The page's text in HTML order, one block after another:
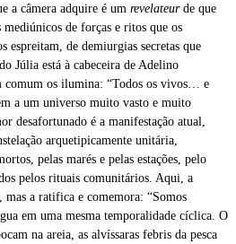
a câmera adquire é um revelateurde que
de forças e ritos que os
espreitam, de demiurgias secretas que
Júlia está à cabeceira de Adelino
comum os ilumina: “Todos os vivos… e
a um universo muito vasto e muito
desafortunado é a manifestação atual,
arquetipicamente unitária,
pelas marés e pelas estações, pelo
pelos rituais comunitários. Aqui, a
mas a ratifica e comemora: “Somos
em uma mesma temporalidade cíclica. O
na areia, as alvíssaras febris da pesca